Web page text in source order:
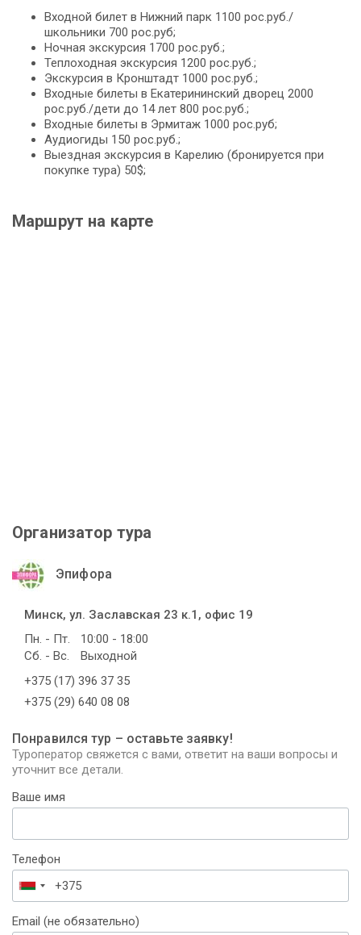
Входной билет в Нижний парк 1100 рос.руб./
школьники 700 рос.руб;
Ночная экскурсия 1700 рос.руб.;
Теплоходная экскурсия 1200 рос.руб.;
Экскурсия в Кронштадт 1000 рос.руб.;
Входные билеты в Екатерининский дворец 2000
рос.руб./дети до 14 лет 800 рос.руб.;
Входные билеты в Эрмитаж 1000 рос.руб;
Аудиогиды 150 рос.руб.;
Выездная экскурсия в Карелию (бронируется при
покупке тура) 50$;
Маршрут на карте
Организатор тура
Эпифора
Минск, ул. Заславская 23 к.1, офис 19
Пн. - Пт.
10:00 - 18:00
Сб. - Вс.
Выходной
+375 (17) 396 37 35
+375 (29) 640 08 08
Понравился тур – оставьте заявку!
Туроператор свяжется с вами, ответит на ваши вопросы и
уточнит все детали.
Ваше имя
Телефон
Беларусь
+375
Email (не обязательно)